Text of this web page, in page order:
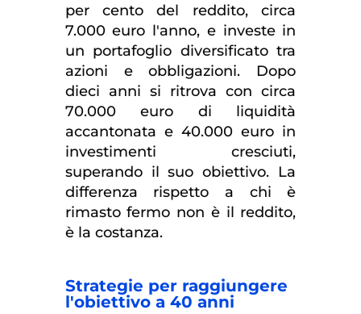
per cento del reddito, circa
7.000 euro l'anno, e investe in
un portafoglio diversificato tra
azioni e obbligazioni. Dopo
dieci anni si ritrova con circa
70.000 euro di liquidità
accantonata e 40.000 euro in
investimenti cresciuti,
superando il suo obiettivo. La
differenza rispetto a chi è
rimasto fermo non è il reddito,
è la costanza.
Strategie per raggiungere
l'obiettivo a 40 anni